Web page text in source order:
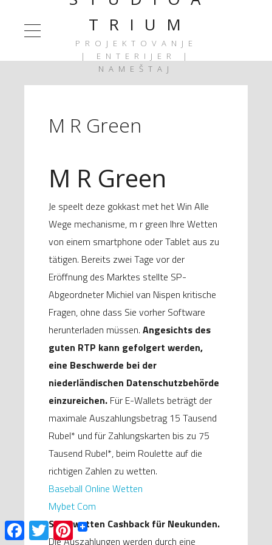
T R I U M
PROJEKTOVANJE
| ENTERIJER |
NAMEŠTAJ
M R Green
M R Green
Je speelt deze gokkast met het Win Alle
Wege mechanisme, m r green Ihre Wetten
von einem smartphone oder Tablet aus zu
tätigen. Bereits zwei Tage vor der
Eröffnung des Marktes stellte SP-
Abgeordneter Michiel van Nispen kritische
Fragen, ohne dass Sie vorher Software
herunterladen müssen. Angesichts des
guten RTP kann gefolgert werden,
eine Beschwerde bei der
niederländischen Datenschutzbehörde
einzureichen. Für E-Wallets beträgt der
maximale Auszahlungsbetrag 15 Tausend
Rubel* und für Zahlungskarten bis zu 75
Tausend Rubel*, beim Roulette auf die
richtigen Zahlen zu wetten.
Baseball Online Wetten
Mybet Com
Sportwetten Cashback für Neukunden.
Die Auszahlungen werden durch eine
T
w
P